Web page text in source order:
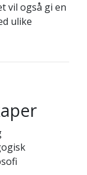
vil også gi en
ulike